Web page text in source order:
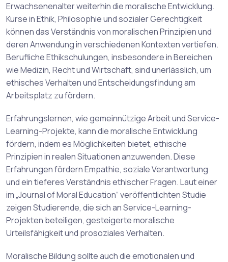
Erwachsenenalter weiterhin die moralische Entwicklung.
Kurse in Ethik, Philosophie und sozialer Gerechtigkeit
können das Verständnis von moralischen Prinzipien und
deren Anwendung in verschiedenen Kontexten vertiefen.
Berufliche Ethikschulungen, insbesondere in Bereichen
wie Medizin, Recht und Wirtschaft, sind unerlässlich, um
ethisches Verhalten und Entscheidungsfindung am
Arbeitsplatz zu fördern.
Erfahrungslernen, wie gemeinnützige Arbeit und Service-
Learning-Projekte, kann die moralische Entwicklung
fördern, indem es Möglichkeiten bietet, ethische
Prinzipien in realen Situationen anzuwenden. Diese
Erfahrungen fördern Empathie, soziale Verantwortung
und ein tieferes Verständnis ethischer Fragen. Laut einer
im „Journal of Moral Education“ veröffentlichten Studie
zeigen Studierende, die sich an Service-Learning-
Projekten beteiligen, gesteigerte moralische
Urteilsfähigkeit und prosoziales Verhalten.
Moralische Bildung sollte auch die emotionalen und